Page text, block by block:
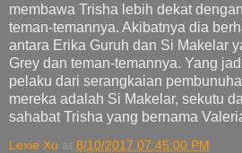
membawa Trisha lebih dekat
teman-temannya. Akibatnya dia
antara Erika Guruh dan Si Makelar
Grey dan teman-temannya. Yang
pelaku dari serangkaian
mereka adalah Si Makelar, sekutu
sahabat Trisha yang bernama
Lexie Xu at 8/10/2017 07:45:00 PM